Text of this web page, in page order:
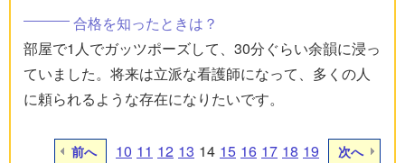
合格を知ったときは？
部屋で1人でガッツポーズして、30分ぐらい余韻に浸っ
ていました。将来は立派な看護師になって、多くの人
に頼られるような存在になりたいです。
前へ 10 11 12 13 14 15 16 17 18 19 次へ